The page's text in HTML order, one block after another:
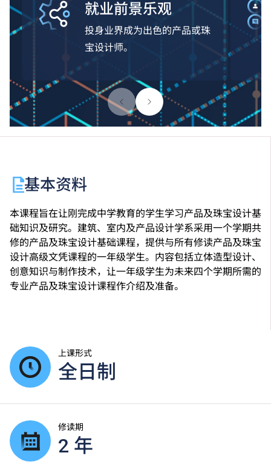
就业前景乐观
投身业界成为出色的产品或珠
宝设计师。
基本资料
本课程旨在让刚完成中学教育的学生学习产品及珠宝设计基
础知识及研究。建筑、室内及产品设计学系采用一个学期共
修的产品及珠宝设计基础课程，提供与所有修读产品及珠宝
设计高级文凭课程的一年级学生。内容包括立体造型设计、
创意知识与制作技术，让一年级学生为未来四个学期所需的
专业产品及珠宝设计课程作介绍及准备。
上课形式
全日制
修读期
2 年